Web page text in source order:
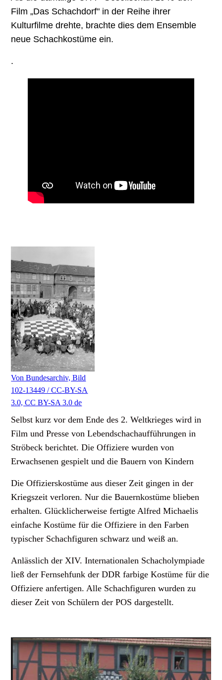
Film „Das Schachdorf" in der Reihe ihrer
Kulturfilme drehte, brachte dies dem Ensemble
neue Schachkostüme ein.
.
Von Bundesarchiv, Bild
102-13449 / CC-BY-SA
3.0, CC BY-SA 3.0 de
Selbst kurz vor dem Ende des 2. Weltkrieges wird in
Film und Presse von Lebendschachaufführungen in
Ströbeck berichtet. Die Offiziere wurden von
Erwachsenen gespielt und die Bauern von Kindern
Die Offizierskostüme aus dieser Zeit gingen in der
Kriegszeit verloren. Nur die Bauernkostüme blieben
erhalten. Glücklicherweise fertigte Alfred Michaelis
einfache Kostüme für die Offiziere in den Farben
typischer Schachfiguren schwarz und weiß an.
Anlässlich der XIV. Internationalen Schacholympiade
ließ der Fernsehfunk der DDR farbige Kostüme für die
Offiziere anfertigen. Alle Schachfiguren wurden zu
dieser Zeit von Schülern der POS dargestellt.